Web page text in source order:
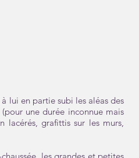
lui en partie subi les aléas des
une durée inconnue mais
lacérés, grafittis sur les murs,